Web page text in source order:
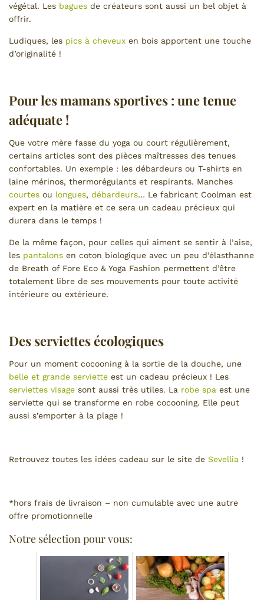
végétal. Les bagues de créateurs sont aussi un bel objet à
offrir.
Ludiques, les pics à cheveux en bois apportent une touche
d’originalité !
Pour les mamans sportives : une tenue
adéquate !
Que votre mère fasse du yoga ou court régulièrement,
certains articles sont des pièces maîtresses des tenues
confortables. Un exemple : les débardeurs ou T-shirts en
laine mérinos, thermorégulants et respirants. Manches
courtes ou longues, débardeurs… Le fabricant Coolman est
expert en la matière et ce sera un cadeau précieux qui
durera dans le temps !
De la même façon, pour celles qui aiment se sentir à l’aise,
les pantalons en coton biologique avec un peu d’élasthanne
de Breath of Fore Eco & Yoga Fashion permettent d’être
totalement libre de ses mouvements pour toute activité
intérieure ou extérieure.
Des serviettes écologiques
Pour un moment cocooning à la sortie de la douche, une
belle et grande serviette est un cadeau précieux ! Les
serviettes visage sont aussi très utiles. La robe spa est une
serviette qui se transforme en robe cocooning. Elle peut
aussi s’emporter à la plage !
Retrouvez toutes les idées cadeau sur le site de Sevellia !
*hors frais de livraison – non cumulable avec une autre
offre promotionnelle
Notre sélection pour vous: